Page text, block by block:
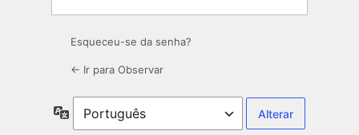
Esqueceu-se da senha?
← Ir para Observar
Idioma